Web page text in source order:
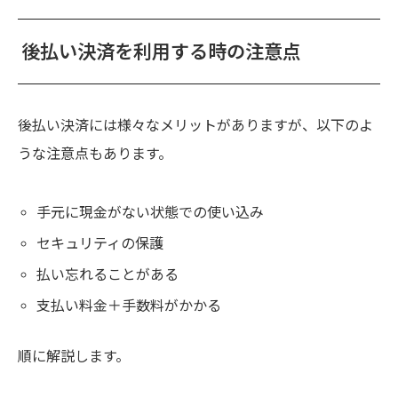
後払い決済を利用する時の注意点
後払い決済には様々なメリットがありますが、以下のよ
うな注意点もあります。
手元に現金がない状態での使い込み
セキュリティの保護
払い忘れることがある
支払い料金＋手数料がかかる
順に解説します。